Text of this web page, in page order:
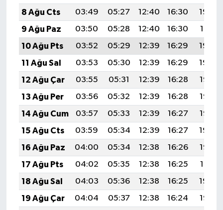
8 Ağu Cts
03:49 05:27 12:40 16:30
19:43
9 Ağu Paz
03:50 05:28 12:40 16:30
19:41
10 Ağu Pts
03:52 05:29 12:39 16:29
19:40
11 Ağu Sal
03:53 05:30 12:39 16:29
19:39
12 Ağu Çar
03:55 05:31 12:39 16:28
19:38
13 Ağu Per
03:56 05:32 12:39 16:28
19:36
14 Ağu Cum
03:57 05:33 12:39 16:27
19:35
15 Ağu Cts
03:59 05:34 12:39 16:27
19:34
16 Ağu Paz
04:00 05:34 12:38 16:26
19:32
17 Ağu Pts
04:02 05:35 12:38 16:25
19:31
18 Ağu Sal
04:03 05:36 12:38 16:25
19:30
19 Ağu Çar
04:04 05:37 12:38 16:24
19:28